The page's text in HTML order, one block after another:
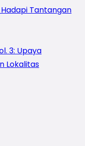
Hadapi Tantangan
3: Upaya
Lokalitas